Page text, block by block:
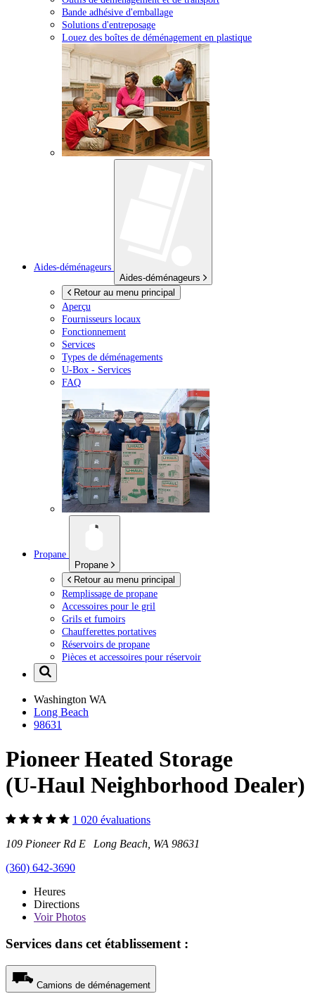
Bande adhésive d'emballage
Solutions d'entreposage
Louez des boîtes de déménagement en plastique
Aides-déménageurs
Aides-déménageurs
Retour au menu principal
Aperçu
Fournisseurs locaux
Fonctionnement
Services
Types de déménagements
U-Box - Services
FAQ
Propane
Propane
Retour au menu principal
Remplissage de propane
Accessoires pour le gril
Grils et fumoirs
Chaufferettes portatives
Réservoirs de propane
Pièces et accessoires pour réservoir
Washington WA
Long Beach
98631
Pioneer Heated Storage
(U-Haul Neighborhood Dealer)
1 020 évaluations
109 Pioneer Rd E Long Beach, WA 98631
(360) 642-3690
Heures
Directions
VoirPhotos
Services dans cet établissement :
Camions de déménagement